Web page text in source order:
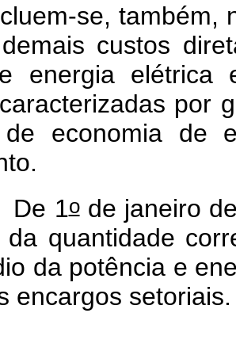
se, também,
custos
energia elétrica
por
de economia de
De 1ode janeiro
da quantidade
da potência e
os encargos